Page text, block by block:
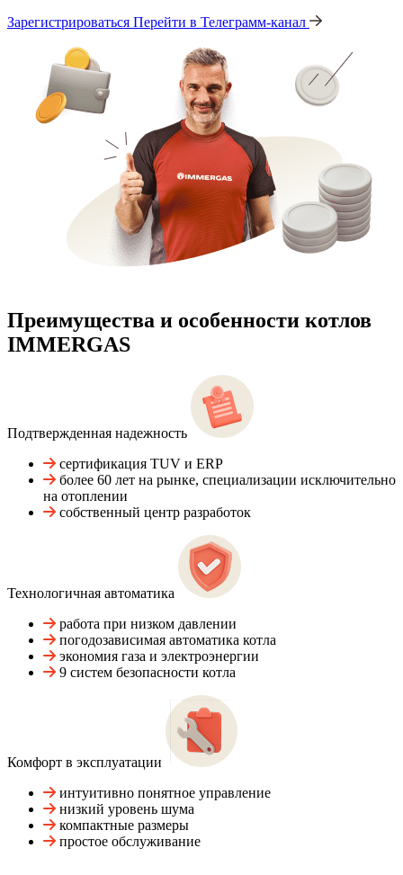
Зарегистрироваться Перейти в Телеграмм-канал
Преимущества и особенности котлов
IMMERGAS
Подтвержденная надежность
сертификация TUV и ERP
более 60 лет на рынке, специализации исключительно
на отоплении
собственный центр разработок
Технологичная автоматика
работа при низком давлении
погодозависимая автоматика котла
экономия газа и электроэнергии
9 систем безопасности котла
Комфорт в эксплуатации
интуитивно понятное управление
низкий уровень шума
компактные размеры
простое обслуживание